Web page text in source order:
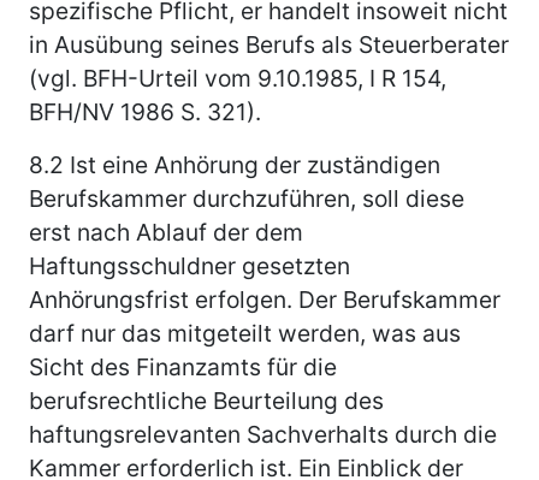
spezifische Pflicht, er handelt insoweit nicht
in Ausübung seines Berufs als Steuerberater
(vgl. BFH-Urteil vom 9.10.1985, I R 154,
BFH/NV 1986 S. 321).
8.2 Ist eine Anhörung der zuständigen
Berufskammer durchzuführen, soll diese
erst nach Ablauf der dem
Haftungsschuldner gesetzten
Anhörungsfrist erfolgen. Der Berufskammer
darf nur das mitgeteilt werden, was aus
Sicht des Finanzamts für die
berufsrechtliche Beurteilung des
haftungsrelevanten Sachverhalts durch die
Kammer erforderlich ist. Ein Einblick der